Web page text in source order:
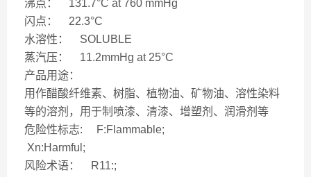
沸点： 131.7°C at 760 mmHg
闪点： 22.3°C
水溶性： SOLUBLE
蒸汽压： 11.2mmHg at 25°C
产品用途：
用作醋酸纤维素、树脂、植物油、矿物油、溶性染料
等的溶剂，用于制喷漆、清漆、增塑剂、润滑剂等
危险性标志: F:Flammable;
Xn:Harmful;
风险术语： R11:;